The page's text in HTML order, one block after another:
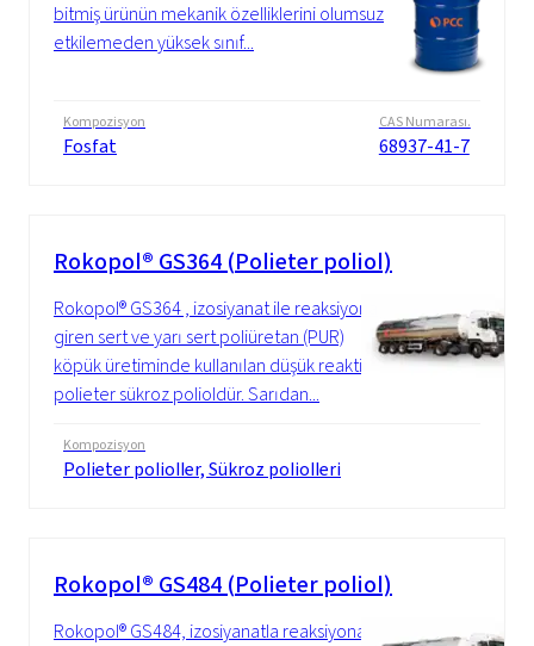
bitmiş ürünün mekanik özelliklerini olumsuz
etkilemeden yüksek sınıf...
Kompozisyon
Fosfat
CAS Numarası.
68937-41-7
Rokopol® GS364 (Polieter poliol)
Rokopol® GS364 , izosiyanat ile reaksiyona
giren sert ve yarı sert poliüretan (PUR)
köpük üretiminde kullanılan düşük reaktif
polieter sükroz polioldür. Sarıdan...
Kompozisyon
Polieter polioller, Sükroz poliolleri
Rokopol® GS484 (Polieter poliol)
Rokopol® GS484, izosiyanatla reaksiyona